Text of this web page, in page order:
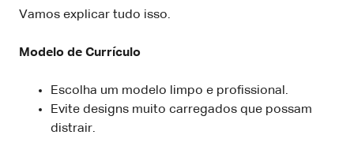
Vamos explicar tudo isso.
Modelo de Currículo
Escolha um modelo limpo e profissional.
Evite designs muito carregados que possam
distrair.